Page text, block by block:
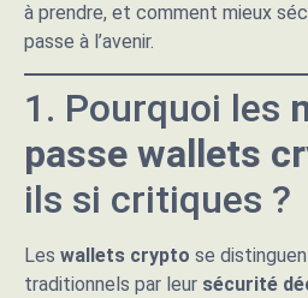
à prendre, et comment mieux
passe à l’avenir.
1. Pourquoi les
passe wallets
ils si critiques ?
Les wallets crypto se
traditionnels par leur sécurité